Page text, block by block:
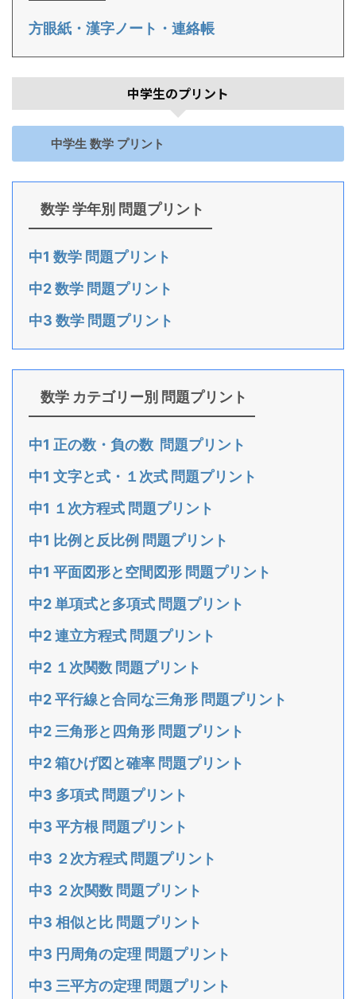
方眼紙・漢字ノート・連絡帳
中学生のプリント
中学生 数学 プリント
数学 学年別 問題プリント
中1 数学 問題プリント
中2 数学 問題プリント
中3 数学 問題プリント
数学 カテゴリー別 問題プリント
中1 正の数・負の数 問題プリント
中1 文字と式・１次式 問題プリント
中1 １次方程式 問題プリント
中1 比例と反比例 問題プリント
中1 平面図形と空間図形 問題プリント
中2 単項式と多項式 問題プリント
中2 連立方程式 問題プリント
中2 １次関数 問題プリント
中2 平行線と合同な三角形 問題プリント
中2 三角形と四角形 問題プリント
中2 箱ひげ図と確率 問題プリント
中3 多項式 問題プリント
中3 平方根 問題プリント
中3 ２次方程式 問題プリント
中3 ２次関数 問題プリント
中3 相似と比 問題プリント
中3 円周角の定理 問題プリント
中3 三平方の定理 問題プリント